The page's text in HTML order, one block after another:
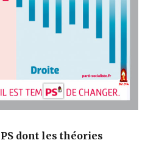
dont les théories